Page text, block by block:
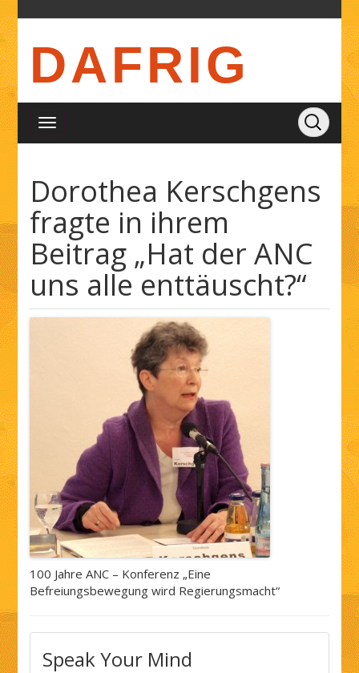
DAFRIG
Dorothea Kerschgens
fragte in ihrem
Beitrag „Hat der ANC
uns alle enttäuscht?“
100 Jahre ANC – Konferenz „Eine
Befreiungsbewegung wird Regierungsmacht“
Speak Your Mind